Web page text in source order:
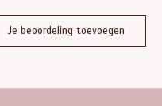
Je beoordeling toevoegen